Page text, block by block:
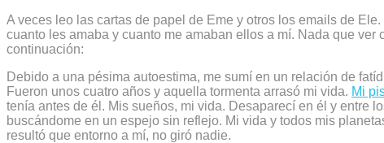
A veces leo las cartas de papel de Eme y otros los emails de
cuanto les amaba y cuanto me amaban ellos a mí. Nada que ver
continuación:
Debido a una pésima autoestima, me sumí en un relación de
Fueron unos cuatro años y aquella tormenta arrasó mi vida. Mi
tenía antes de él. Mis sueños, mi vida. Desaparecí en él y entre
buscándome en un espejo sin reflejo. Mi vida y todos mis
resultó que entorno a mí, no giró nadie.